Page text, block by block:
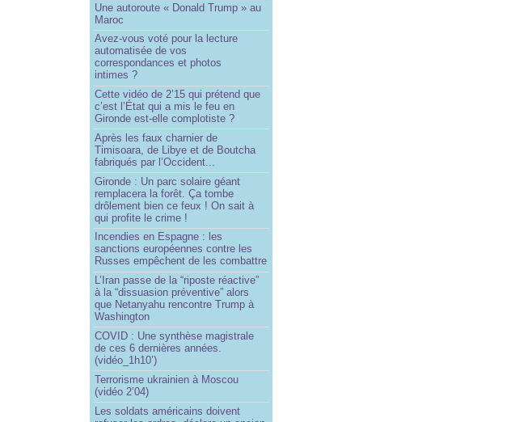
Une autoroute « Donald Trump » au
Maroc
Avez-vous voté pour la lecture
automatisée de vos
correspondances et photos
intimes ?
Cette vidéo de 2’15 qui prétend que
c’est l’État qui a mis le feu en
Gironde est-elle complotiste ?
Après les faux charnier de
Timisoara, de Libye et de Boutcha
fabriqués par l’Occident...
Gironde : Un parc solaire géant
remplacera la forêt. Ça tombe
drôlement bien ce feux ! On sait à
qui profite le crime !
Incendies en Espagne : les
sanctions européennes contre les
Russes empêchent de les combattre
L’Iran passe de la “riposte réactive”
à la “dissuasion préventive” alors
que Netanyahu rencontre Trump à
Washington
COVID : Une synthèse magistrale
de ces 6 dernières années.
(vidéo_1h10’)
Terrorisme ukrainien à Moscou
(vidéo 2’04)
Les soldats américains doivent